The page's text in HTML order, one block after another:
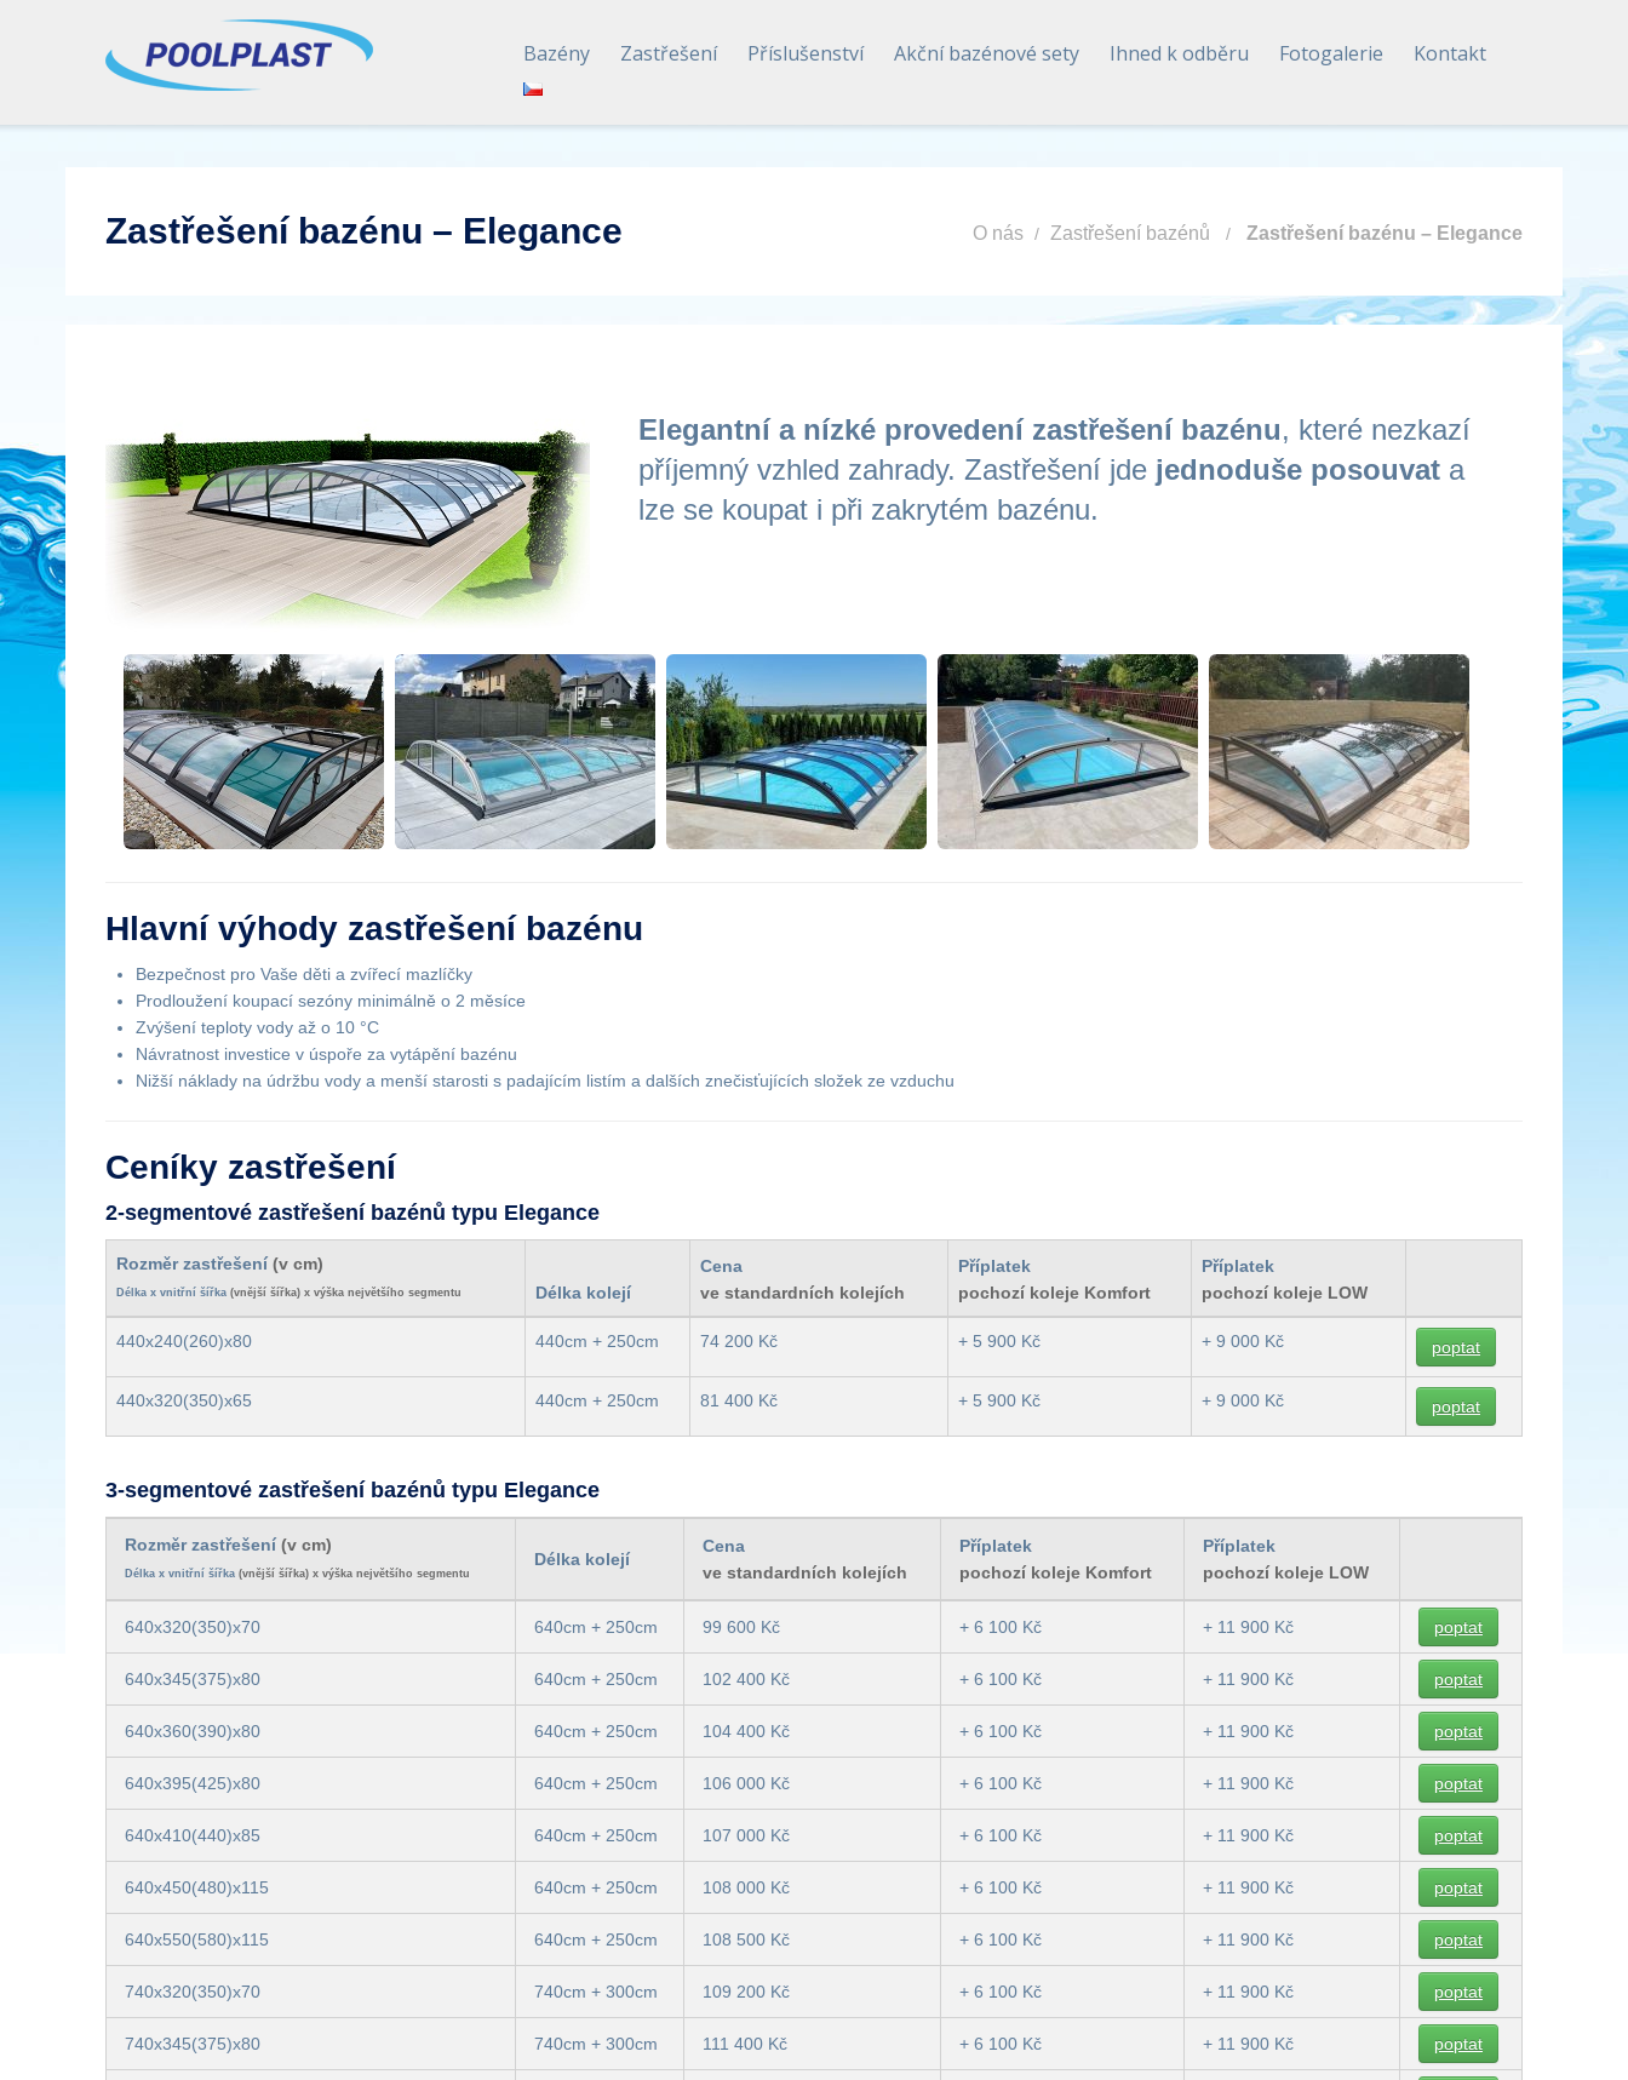
Bazény Zastřešení Příslušenství Akční bazénové sety Ihned k odběru Fotogalerie Kontakt
Zastřešení bazénu – Elegance O nás Zastřešení bazénů Zastřešení bazénu – Elegance
Elegantní a nízké provedení zastřešení bazénu, které nezkazí
příjemný vzhled zahrady. Zastřešení jde jednoduše posouvat a
lze se koupat i při zakrytém bazénu.
Hlavní výhody zastřešení bazénu
Bezpečnost pro Vaše děti a zvířecí mazlíčky
Prodloužení koupací sezóny minimálně o 2 měsíce
Zvýšení teploty vody až o 10 °C
Návratnost investice v úspoře za vytápění bazénu
Nižší náklady na údržbu vody a menší starosti s padajícím listím a dalších znečisťujících složek ze vzduchu
Ceníky zastřešení
2-segmentové zastřešení bazénů typu Elegance
Rozměr zastřešení (v cm)
Délka x vnitřní šířka (vnější šířka) x výška největšího segmentu Délka kolejí
Cena
ve standardních kolejích
Příplatek
pochozí koleje Komfort
Příplatek
pochozí koleje LOW
440x240(260)x80 440cm + 250cm 74 200 Kč + 5 900 Kč + 9 000 Kč poptat
440x320(350)x65 440cm + 250cm 81 400 Kč + 5 900 Kč + 9 000 Kč poptat
3-segmentové zastřešení bazénů typu Elegance
Rozměr zastřešení (v cm)
Délka x vnitřní šířka (vnější šířka) x výška největšího segmentu
Délka kolejí
Cena
ve standardních kolejích
Příplatek
pochozí koleje Komfort
Příplatek
pochozí koleje LOW
640x320(350)x70 640cm + 250cm 99 600 Kč + 6 100 Kč + 11 900 Kč poptat
640x345(375)x80 640cm + 250cm 102 400 Kč + 6 100 Kč + 11 900 Kč poptat
640x360(390)x80 640cm + 250cm 104 400 Kč + 6 100 Kč + 11 900 Kč poptat
640x395(425)x80 640cm + 250cm 106 000 Kč + 6 100 Kč + 11 900 Kč poptat
640x410(440)x85 640cm + 250cm 107 000 Kč + 6 100 Kč + 11 900 Kč poptat
640x450(480)x115 640cm + 250cm 108 000 Kč + 6 100 Kč + 11 900 Kč poptat
640x550(580)x115 640cm + 250cm 108 500 Kč + 6 100 Kč + 11 900 Kč poptat
740x320(350)x70 740cm + 300cm 109 200 Kč + 6 100 Kč + 11 900 Kč poptat
740x345(375)x80 740cm + 300cm 111 400 Kč + 6 100 Kč + 11 900 Kč poptat